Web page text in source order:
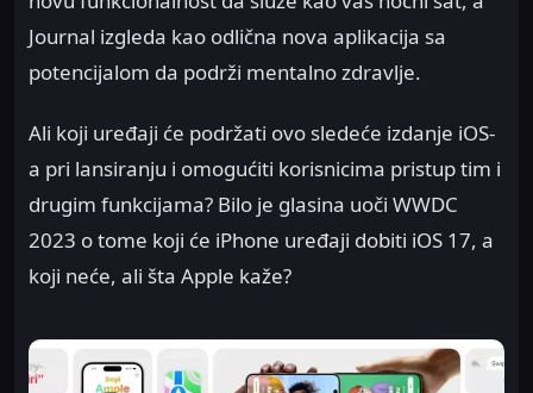
Journal izgleda kao odlična nova aplikacija sa
potencijalom da podrži mentalno zdravlje.
Ali koji uređaji će podržati ovo sledeće izdanje iOS-
a pri lansiranju i omogućiti korisnicima pristup tim i
drugim funkcijama? Bilo je glasina uoči WWDC
2023 o tome koji će iPhone uređaji dobiti iOS 17, a
koji neće, ali šta Apple kaže?